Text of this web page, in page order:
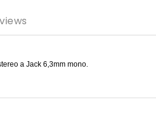
a Jack 6,3mm mono.